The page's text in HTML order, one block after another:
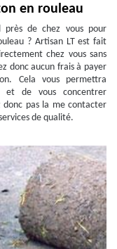
en rouleau
près de chez vous pour
? Artisan LT est fait
chez vous sans
donc aucun frais à payer
Cela vous permettra
et de vous concentrer
donc pas la me contacter
de qualité.